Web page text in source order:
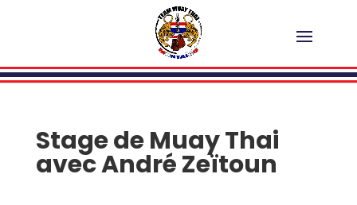
Stage de Muay Thai
avec André Zeïtoun